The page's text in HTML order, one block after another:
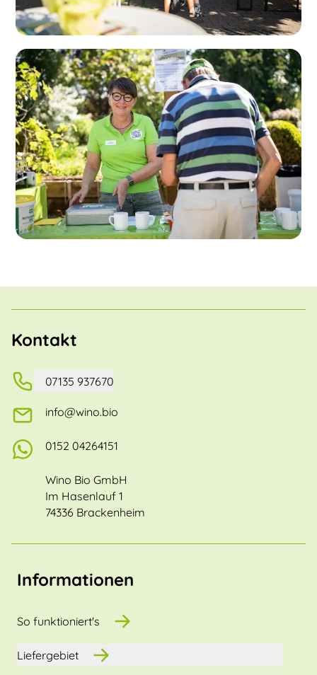
Kontakt
07135 937670
info@wino.bio
0152 04264151
Wino Bio GmbH
Im Hasenlauf 1
74336 Brackenheim
Informationen
So funktioniert's
Liefergebiet